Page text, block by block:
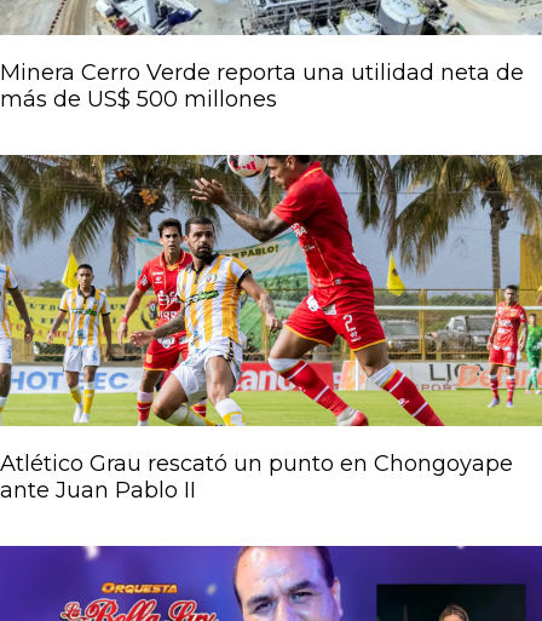
Minera Cerro Verde reporta una utilidad neta de
más de US$ 500 millones
Atlético Grau rescató un punto en Chongoyape
ante Juan Pablo II